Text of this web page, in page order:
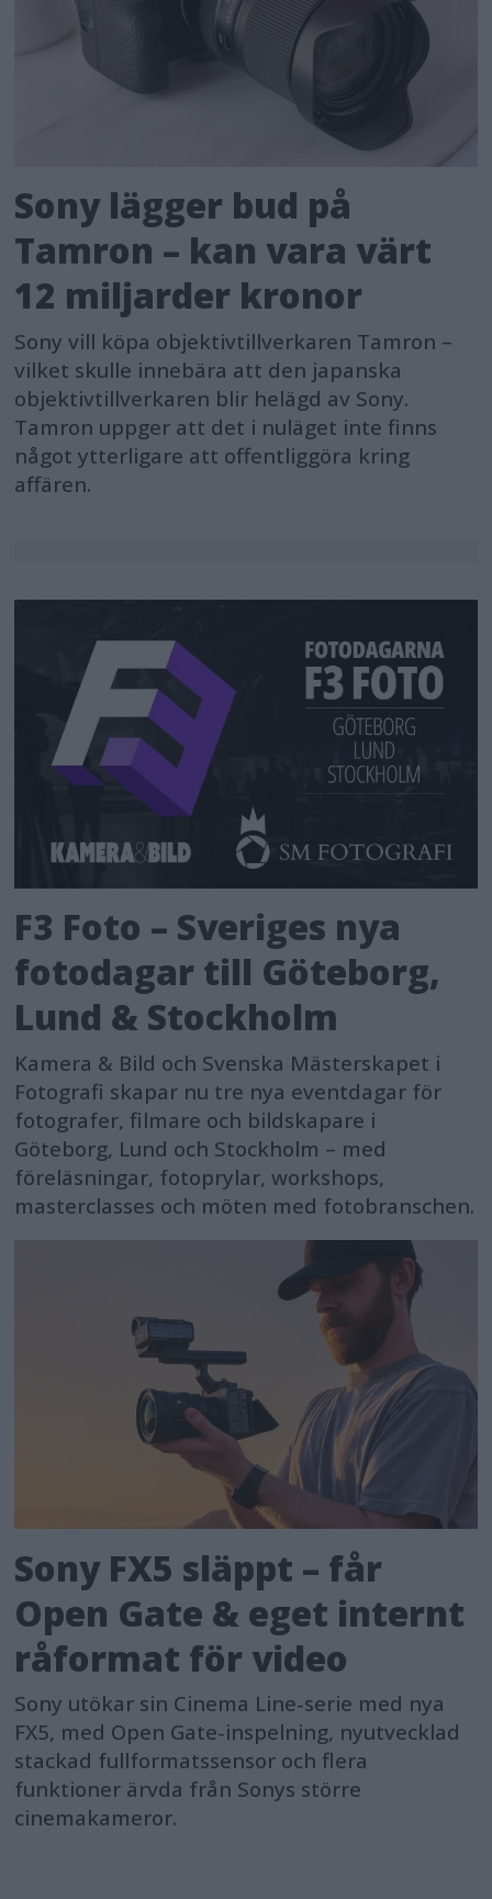
Sony lägger bud på
Tamron – kan vara värt
12 miljarder kronor
Sony vill köpa objektivtillverkaren Tamron –
vilket skulle innebära att den japanska
objektivtillverkaren blir helägd av Sony.
Tamron uppger att det i nuläget inte finns
något ytterligare att offentliggöra kring
affären.
F3 Foto – Sveriges nya
fotodagar till Göteborg,
Lund & Stockholm
Kamera & Bild och Svenska Mästerskapet i
Fotografi skapar nu tre nya eventdagar för
fotografer, filmare och bildskapare i
Göteborg, Lund och Stockholm – med
föreläsningar, fotoprylar, workshops,
masterclasses och möten med fotobranschen.
Sony FX5 släppt – får
Open Gate & eget internt
råformat för video
Sony utökar sin Cinema Line-serie med nya
FX5, med Open Gate-inspelning, nyutvecklad
stackad fullformatssensor och flera
funktioner ärvda från Sonys större
cinemakameror.